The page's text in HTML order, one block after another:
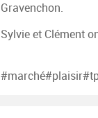
Gravenchon.
Sylvie et Clément